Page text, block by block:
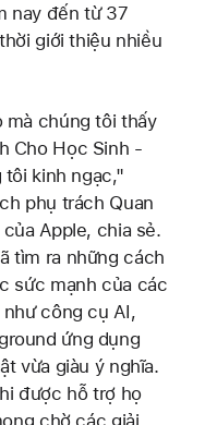
nay đến từ 37
giới thiệu nhiều
mà chúng tôi thấy
Cho Học Sinh -
tôi kinh ngạc,"
phụ trách Quan
Apple, chia sẻ.
tìm ra những cách
sức mạnh của các
công cụ AI,
ứng dụng
vừa giàu ý nghĩa.
được hỗ trợ họ
chờ các giải